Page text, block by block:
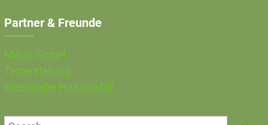
Partner & Freunde
MAuS GmbH
Texterstellung
kreisrunder Haarausfall